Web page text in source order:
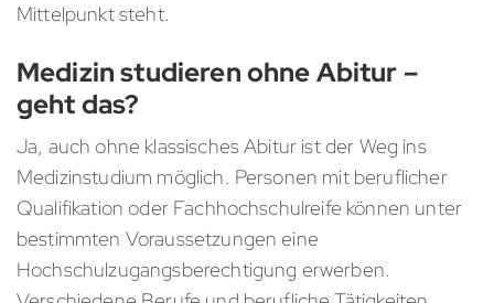
Mittelpunkt steht.
Medizin studieren ohne Abitur –
geht das?
Ja, auch ohne klassisches Abitur ist der Weg ins
Medizinstudium möglich. Personen mit beruflicher
Qualifikation oder Fachhochschulreife können unter
bestimmten Voraussetzungen eine
Hochschulzugangsberechtigung erwerben.